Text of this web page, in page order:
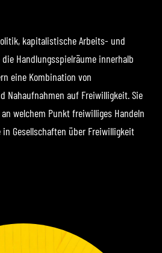
kapitalistische Arbeits- und
Handlungsspielräume innerhalb
eine Kombination von
Nahaufnahmen auf Freiwilligkeit. Sie
welchem Punkt freiwilliges Handeln
Gesellschaften über Freiwilligkeit